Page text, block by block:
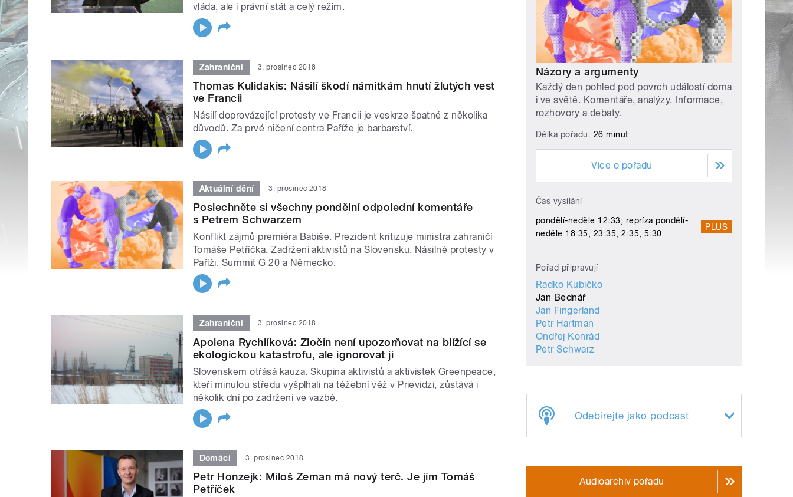
vláda, ale i právní stát a celý režim.
Zahraniční 3. prosinec 2018
Thomas Kulidakis: Násilí škodí námitkám hnutí žlutých vest
ve Francii
Násilí doprovázející protesty ve Francii je veskrze špatné z několika
důvodů. Za prvé ničení centra Paříže je barbarství.
Aktuální dění 3. prosinec 2018
Poslechněte si všechny pondělní odpolední komentáře
s Petrem Schwarzem
Konflikt zájmů premiéra Babiše. Prezident kritizuje ministra zahraničí
Tomáše Petříčka. Zadržení aktivistů na Slovensku. Násilné protesty v
Paříži. Summit G 20 a Německo.
Zahraniční 3. prosinec 2018
Apolena Rychlíková: Zločin není upozorňovat na blížící se
ekologickou katastrofu, ale ignorovat ji
Slovenskem otřásá kauza. Skupina aktivistů a aktivistek Greenpeace,
kteří minulou středu vyšplhali na těžební věž v Prievidzi, zůstává i
několik dní po zadržení ve vazbě.
Domácí 3. prosinec 2018
Petr Honzejk: Miloš Zeman má nový terč. Je jím Tomáš
Petříček
Názory a argumenty
Každý den pohled pod povrch událostí doma
i ve světě. Komentáře, analýzy. Informace,
rozhovory a debaty.
Délka pořadu: 26 minut
Více o pořadu
Čas vysílání
pondělí-neděle 12:33; repríza pondělí-
neděle 18:35, 23:35, 2:35, 5:30
PLUS
Pořad připravují
Radko Kubičko
Jan Bednář
Jan Fingerland
Petr Hartman
Ondřej Konrád
Petr Schwarz
Odebírejte jako podcast
Audioarchiv pořadu